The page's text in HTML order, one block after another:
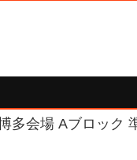
多会場 Aブロック